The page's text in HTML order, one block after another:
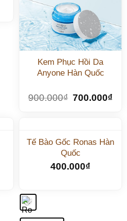
Kem Phục Hồi Da
Anyone Hàn Quốc
900.000₫ 700.000₫
Tế Bào Gốc Ronas Hàn
Quốc
400.000₫